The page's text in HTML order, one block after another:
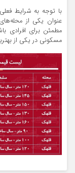
با توجه به شرایط
عنوان یکی از
مطمئن برای افرادی
مسکونی در یکی از